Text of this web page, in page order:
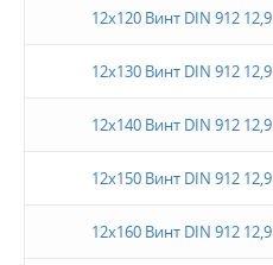
12х120 Винт DIN 912 12,9
12х130 Винт DIN 912 12,9
12х140 Винт DIN 912 12,9
12х150 Винт DIN 912 12,9
12х160 Винт DIN 912 12,9